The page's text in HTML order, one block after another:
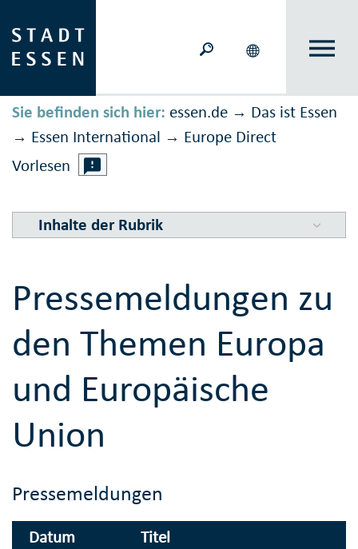
Sie befinden sich hier: essen.de → Das ist Essen
→ Essen International → Europe Direct
Vorlesen
Inhalte der Rubrik
Pressemeldungen zu
den Themen Europa
und Europäische
Union
Pressemeldungen
Datum Titel